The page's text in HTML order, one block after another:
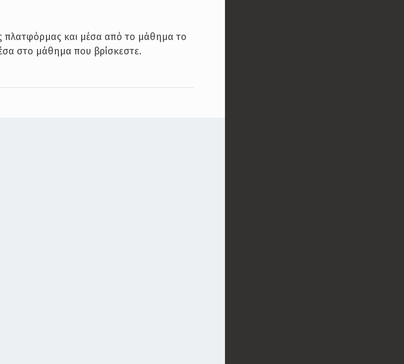
πλατφόρμας και μέσα από το μάθημα το
στο μάθημα που βρίσκεστε.